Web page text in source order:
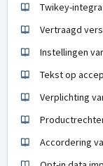
Twikey-
Vertraagd
Instellingen
Tekst op
Verplichting
Accordering